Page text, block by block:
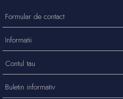
Formular de contact
Informatii
Contul tau
Buletin informativ